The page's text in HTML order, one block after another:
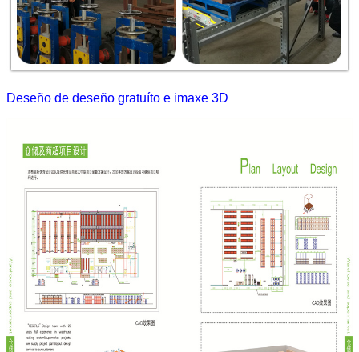
Deseño de deseño gratuíto e imaxe 3D